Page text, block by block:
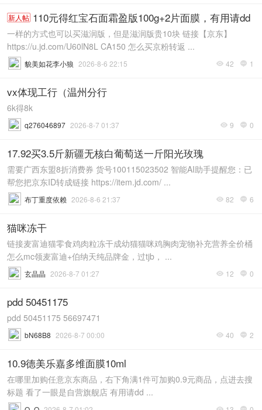
新人帖 110元得红宝石面霜盈版100g+2片面膜，有用请dd
一样的方式也可以买滋润版，但是滋润版贵10块 链接【京东】
https://u.jd.com/U60lN8L CA150 怎么买京粉转返 ...
 42  1
貌美如花李小狼 2026-8-6 22:15
vx体现工行（温州分行
6k得8k
 9  0
q276046897 2026-8-7 01:37
17.92买3.5斤新疆无核白葡萄送一斤阳光玫瑰
需要广西东盟8折消费券 货号100115023502 智能AI助手提醒您：已
帮您把京东ID转成链接 https://item.jd.com/ ...
 82  6
布丁重度依赖 2026-8-6 21:37
猫咪冻干
链接麦富迪猫零食鸡肉粒冻干成幼猫猫咪鸡胸肉宠物补充营养全价桶
怎么mc领麦富迪+伯纳天纯品牌金，过tjb， ...
 12  0
玄晶晶 2026-8-7 01:27
pdd 50451175
pdd 50451175 56697471
 40  2
bN68B8 2026-8-7 00:00
10.9德美乐嘉多维面膜10ml
在哪里加购任意京东商品，右下角满1件可加购0.9元商品，点进去搜
标题 看了一眼是自营旗舰店 有用请dd ...